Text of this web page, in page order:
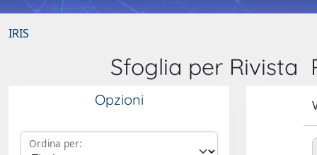
IRIS
Sfoglia per Rivista
Opzioni
Ordina per: